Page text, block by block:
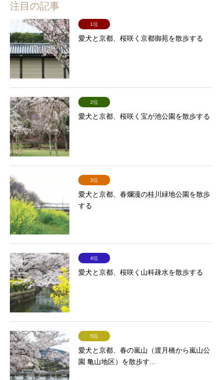
注目の記事
1位
愛犬と京都、桜咲く京都御苑を散歩する
2位
愛犬と京都、桜咲く宝が池公園を散歩する
3位
愛犬と京都、春爛漫の桂川緑地公園を散歩
する
4位
愛犬と京都、桜咲く山科疎水を散歩する
5位
愛犬と京都、春の嵐山（渡月橋から嵐山公
園 亀山地区）を散歩す...